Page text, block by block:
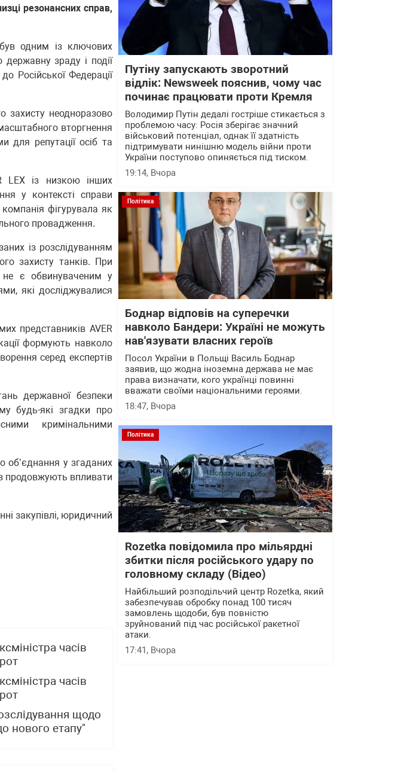
резонансних справ,
одним із ключових
зраду і події
Російської Федерації
захисту неодноразово
вторгнення
для репутації осіб та
LEX із низкою інших
у контексті справи
фігурувала як
провадження.
із розслідуванням
захисту танків. При
не є обвинуваченим у
які досліджувалися
представників AVER
формують навколо
серед експертів
державної безпеки
будь-які згадки про
кримінальними
об’єднання у згаданих
продовжують впливати
закупівлі, юридичний
часів
часів
щодо
нового етапу"
Путіну запускають зворотний
відлік: Newsweek пояснив, чому час
починає працювати проти Кремля
Володимир Путін дедалі гостріше стикається з
проблемою часу: Росія зберігає значний
військовий потенціал, однак її здатність
підтримувати нинішню модель війни проти
України поступово опиняється під тиском.
19:14, Вчора
Політика
Боднар відповів на суперечки
навколо Бандери: Україні не можуть
нав'язувати власних героїв
Посол України в Польщі Василь Боднар
заявив, що жодна іноземна держава не має
права визначати, кого українці повинні
вважати своїми національними героями.
18:47, Вчора
Політика
Rozetka повідомила про мільярдні
збитки після російського удару по
головному складу (Відео)
Найбільший розподільчий центр Rozetka, який
забезпечував обробку понад 100 тисяч
замовлень щодоби, був повністю
зруйнований під час російської ракетної
атаки.
17:41, Вчора